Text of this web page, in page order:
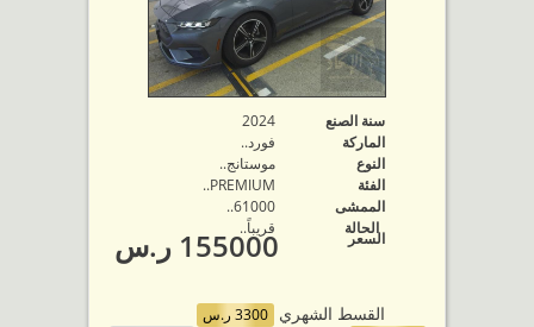
سنة الصنع
2024
الماركة
فورد..
النوع
موستانج..
الفئة
PREMIUM..
الممشى
61000..
الحالة
قريباً..
السعر 155000 ر.س
القسط الشهري 3300 ر.س